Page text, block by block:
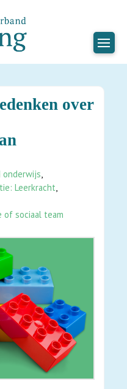
over
onderwijs
Leerkracht
of sociaal team